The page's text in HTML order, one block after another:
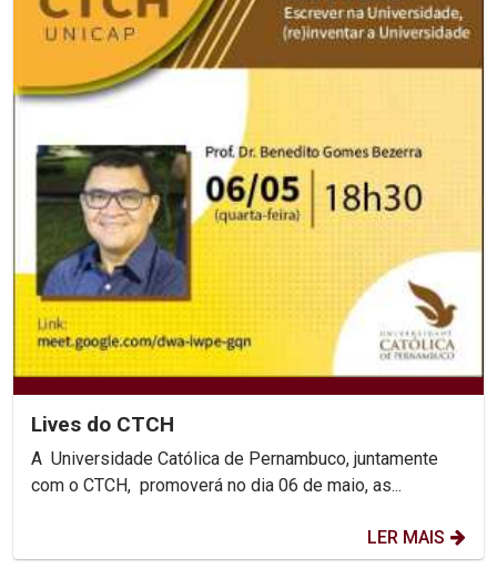
Lives do CTCH
A Universidade Católica de Pernambuco, juntamente
com o CTCH, promoverá no dia 06 de maio, as...
LER MAIS